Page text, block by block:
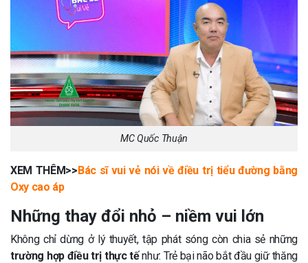
MC Quốc Thuận
XEM THÊM>>Bác sĩ vui vẻ nói về điều trị tiểu đường bằng
Oxy cao áp
Những thay đổi nhỏ – niềm vui lớn
Không chỉ dừng ở lý thuyết, tập phát sóng còn chia sẻ những
trường hợp điều trị thực tếnhư: Trẻ bại não bắt đầu giữ thăng